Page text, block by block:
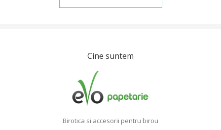
Cine suntem
Birotica si accesorii pentru birou